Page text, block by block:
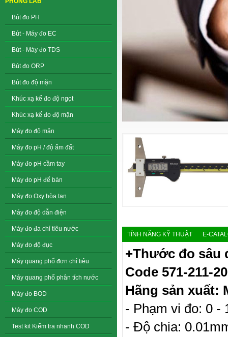
Bút đo PH
Bút - Máy đo EC
Bút - Máy đo TDS
Bút đo ORP
Bút đo độ mặn
Khúc xạ kế đo độ ngọt
Khúc xạ kế đo độ mặn
Máy đo độ mặn
Máy đo pH / độ ẩm đất
Máy đo pH cầm tay
Máy đo pH để bàn
Máy đo Oxy hòa tan
Máy đo độ dẫn điện
Máy đo đa chỉ tiêu nước
Máy đo độ đục
Máy quang phổ đơn chỉ tiêu
Máy quang phổ phân tích nước
Máy đo BOD
Máy đo COD
Test kit Kiểm tra nhanh COD
TÍNH NĂNG KỸ THUẬT E-
+Thước đo sâu
Code 571-211-20
Hãng sản xuất:
- Phạm vi đo: 0 -
- Độ chia: